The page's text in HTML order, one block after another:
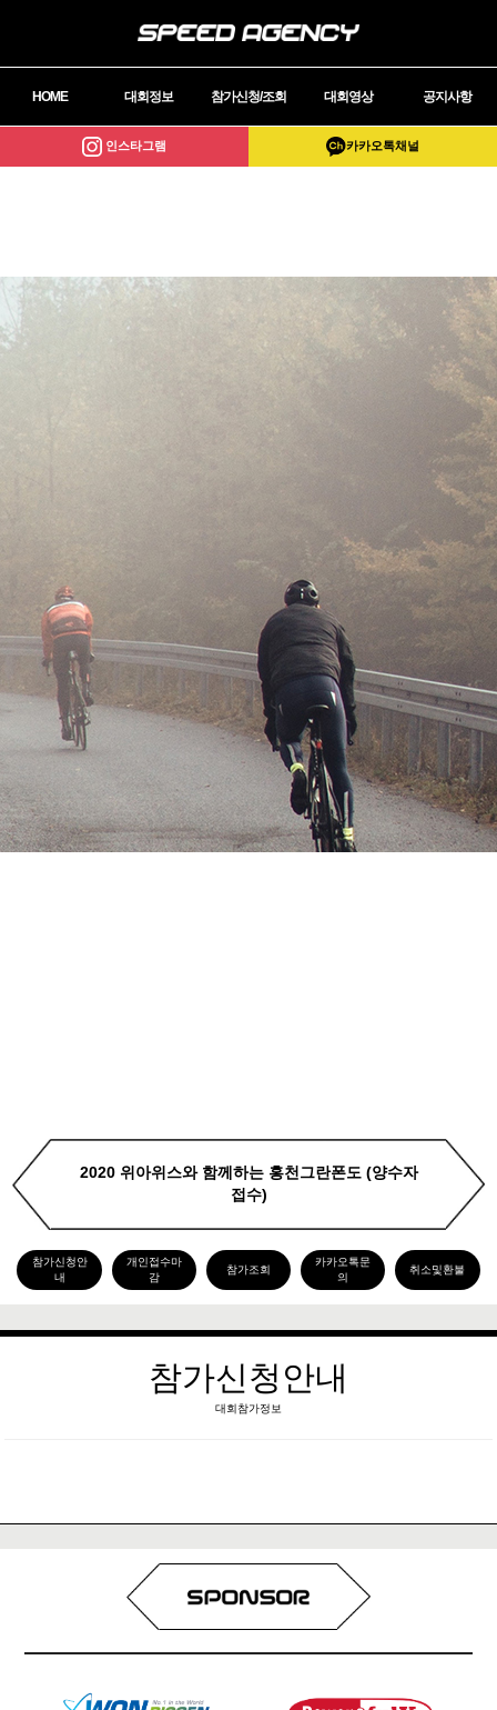
HOME 대회정보 참가신청/조회 대회영상 공지사항
인스타그램 카카오톡채널
2020 위아위스와 함께하는 홍천그란폰도 (양수자
접수)
참가신청안
내
개인접수마
감
참가조회
카카오톡문
의
취소및환불
참가신청안내
대회참가정보